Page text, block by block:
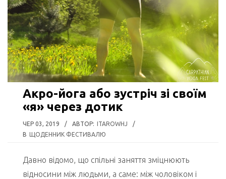
Акро-йога або зустріч зі своїм
«я» через дотик
ЧЕР 03, 2019 / АВТОР: ITAROWHJ
/
В ЩОДЕННИК ФЕСТИВАЛЮ
Давно відомо, що спільні заняття зміцнюють
відносини між людьми, а саме: між чоловіком і